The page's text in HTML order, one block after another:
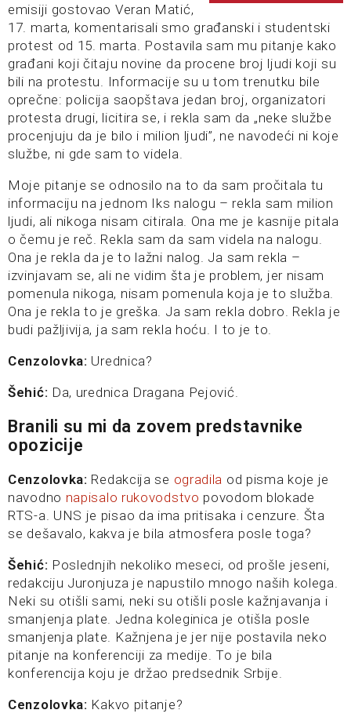
emisiji gostovao Veran Matić,
17. marta, komentarisali smo građanski i studentski
protest od 15. marta. Postavila sam mu pitanje kako
građani koji čitaju novine da procene broj ljudi koji su
bili na protestu. Informacije su u tom trenutku bile
oprečne: policija saopštava jedan broj, organizatori
protesta drugi, licitira se, i rekla sam da „neke službe
procenjuju da je bilo i milion ljudi”, ne navodeći ni koje
službe, ni gde sam to videla.
Moje pitanje se odnosilo na to da sam pročitala tu
informaciju na jednom Iks nalogu – rekla sam milion
ljudi, ali nikoga nisam citirala. Ona me je kasnije pitala
o čemu je reč. Rekla sam da sam videla na nalogu.
Ona je rekla da je to lažni nalog. Ja sam rekla –
izvinjavam se, ali ne vidim šta je problem, jer nisam
pomenula nikoga, nisam pomenula koja je to služba.
Ona je rekla to je greška. Ja sam rekla dobro. Rekla je
budi pažljivija, ja sam rekla hoću. I to je to.
Cenzolovka: Urednica?
Šehić: Da, urednica Dragana Pejović.
Branili su mi da zovem predstavnike
opozicije
Cenzolovka: Redakcija se ogradila od pisma koje je
navodno napisalo rukovodstvo povodom blokade
RTS-a. UNS je pisao da ima pritisaka i cenzure. Šta
se dešavalo, kakva je bila atmosfera posle toga?
Šehić: Poslednjih nekoliko meseci, od prošle jeseni,
redakciju Juronjuza je napustilo mnogo naših kolega.
Neki su otišli sami, neki su otišli posle kažnjavanja i
smanjenja plate. Jedna koleginica je otišla posle
smanjenja plate. Kažnjena je jer nije postavila neko
pitanje na konferenciji za medije. To je bila
konferencija koju je držao predsednik Srbije.
Cenzolovka: Kakvo pitanje?